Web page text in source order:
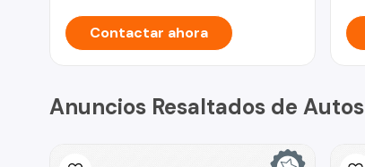
Contactar ahora
Anuncios Resaltados de Autos